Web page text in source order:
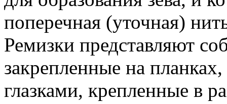
поперечная (уточная)
Ремизки представляют
закрепленные на
глазками, крепленные в